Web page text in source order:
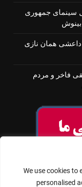
We use cookies to
personalised
سینمای جمهوری
همان نازی
فاخر و مردم